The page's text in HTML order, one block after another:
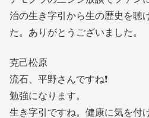
治の生き字引から生の歴史を聴
た。ありがとうございました。
克己松原
流石、平野さんですね❗
勉強になります。
生き字引ですね。健康に気を付